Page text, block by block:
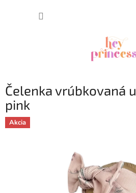
Čelenka vrúbkovaná
pink
Akcia